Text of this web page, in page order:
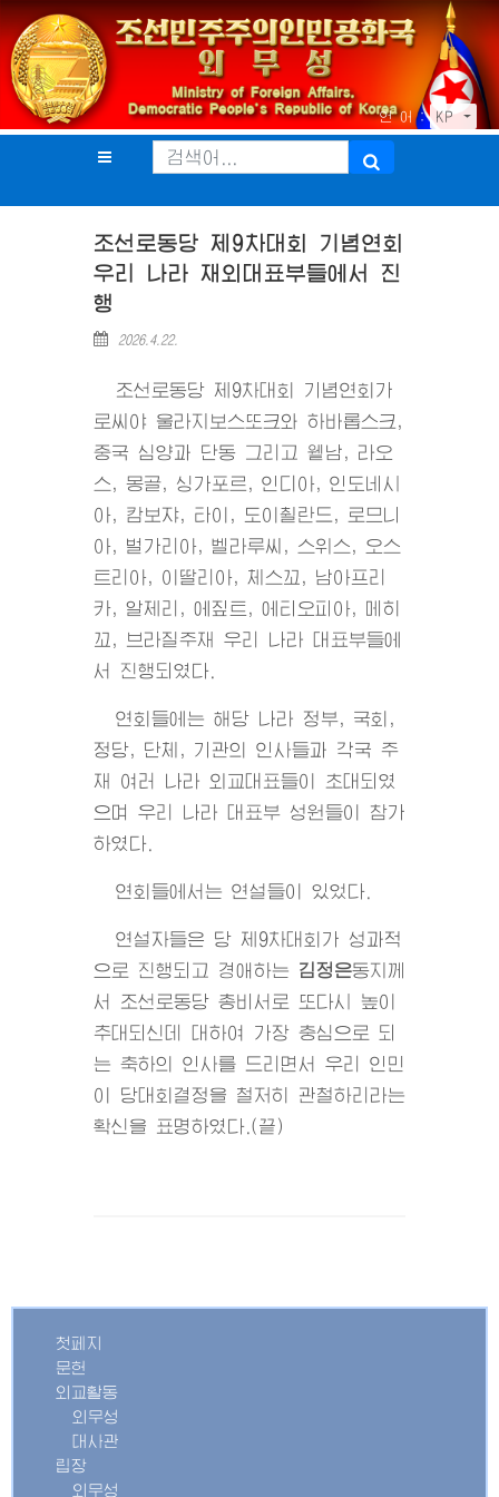
언 어 : KP
조선로동당 제9차대회 기념연회
우리 나라 재외대표부들에서 진
행
2026.4.22.
조선로동당 제9차대회 기념연회가
로씨야 울라지보스또크와 하바롭스크,
중국 심양과 단동 그리고 윁남, 라오
스, 몽골, 싱가포르, 인디아, 인도네시
아, 캄보쟈, 타이, 도이췰란드, 로므니
아, 벌가리아, 벨라루씨, 스위스, 오스
트리아, 이딸리아, 체스꼬, 남아프리
카, 알제리, 에짚트, 에티오피아, 메히
꼬, 브라질주재 우리 나라 대표부들에
서 진행되였다.
연회들에는 해당 나라 정부, 국회,
정당, 단체, 기관의 인사들과 각국 주
재 여러 나라 외교대표들이 초대되였
으며 우리 나라 대표부 성원들이 참가
하였다.
연회들에서는 연설들이 있었다.
연설자들은 당 제9차대회가 성과적
으로 진행되고 경애하는 김정은동지 께
서 조선로동당 총비서로 또다시 높이
추대되신데 대하여 가장 충심으로 되
는 축하의 인사를 드리면서 우리 인민
이 당대회결정을 철저히 관철하리라는
확신을 표명하였다.(끝)
첫페지
문헌
외교활동
외무성
대사관
립장
외무성